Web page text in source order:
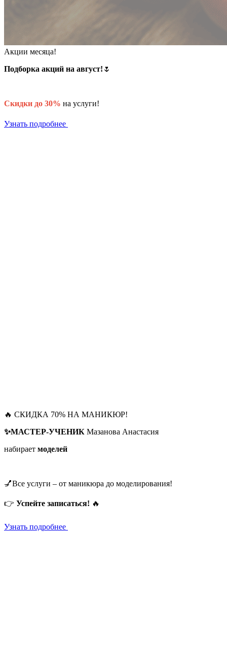
Акции месяца!
Подборка акций на август! 🌷
Скидки до 30% на услуги!
Узнать подробнее
🔥 СКИДКА 70% НА МАНИКЮР!
✨МАСТЕР-УЧЕНИК Мазанова Анастасия
набирает моделей
💅Все услуги – от маникюра до моделирования!
👉 Успейте записаться! 🔥
Узнать подробнее